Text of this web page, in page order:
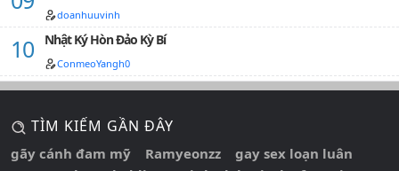
doanhuuvinh
Nhật Ký Hòn Đảo Kỳ Bí
ConmeoYangh0
TÌM KIẾM GẦN ĐÂY
gãy cánh đam mỹ Ramyeonzz
gay sex loạn luân